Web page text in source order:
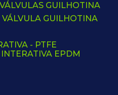
VÁLVULAS GUILHOTINA
VÁLVULA GUILHOTINA
- PTFE
EPDM